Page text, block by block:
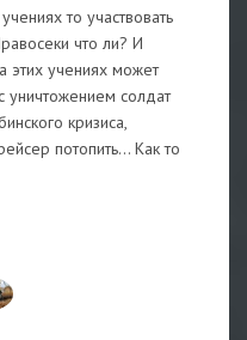
то участвовать
что ли? И
этих учениях может
уничтожением солдат
кризиса,
потопить... Как то